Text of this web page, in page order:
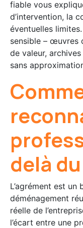
fiable vous
d’intervention, la
éventuelles
sensible – œuvres
de valeur,
sans
delà
L’agrément est
déménagement
réelle de
l’écart entre une